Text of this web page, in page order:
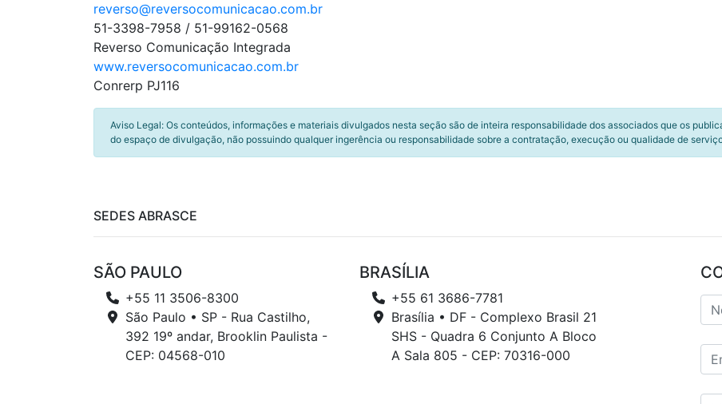
reverso@reversocomunicacao.com.br
51-3398-7958 / 51-99162-0568
Reverso Comunicação Integrada
www.reversocomunicacao.com.br
Conrerp PJ116
Aviso Legal: Os conteúdos, informações e materiais divulgados nesta seção são de inteira responsabilidade dos associados que os
do espaço de divulgação, não possuindo qualquer ingerência ou responsabilidade sobre a contratação, execução ou qualidade de
SEDES ABRASCE
SÃO PAULO
+55 11 3506-8300
São Paulo • SP - Rua Castilho,
392 19º andar, Brooklin Paulista -
CEP: 04568-010
BRASÍLIA
+55 61 3686-7781
Brasília • DF - Complexo Brasil 21
SHS - Quadra 6 Conjunto A Bloco
A Sala 805 - CEP: 70316-000